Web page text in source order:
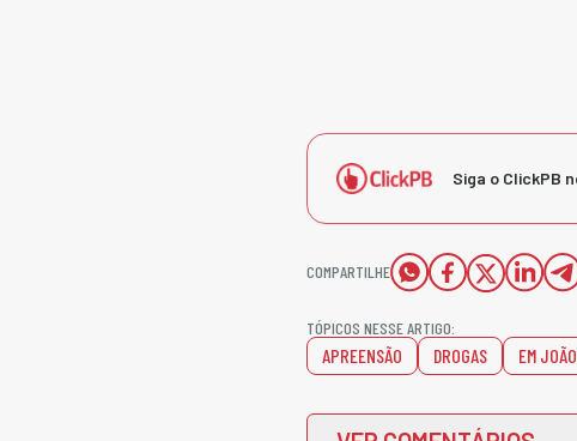
Siga o ClickPB
COMPARTILHE
TÓPICOS NESSE ARTIGO:
APREENSÃO DROGAS EM